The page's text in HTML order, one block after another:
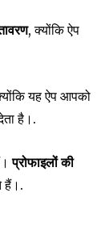
, क्योंकि ऐप
यह ऐप आपको
है।.
प्रोफाइलों की
हैं।.